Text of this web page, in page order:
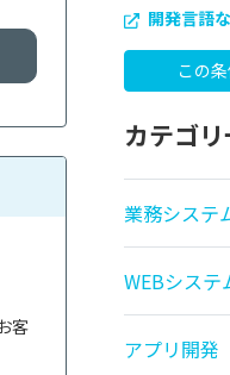
客
開発言語
カテゴ
業務システ
WEBシステ
アプリ開発